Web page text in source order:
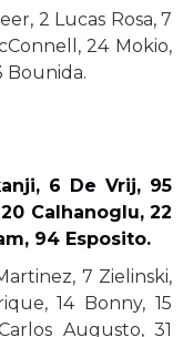
2 Lucas Rosa, 7
24 Mokio,
Bounida.
6 De Vrij, 95
Calhanoglu, 22
94 Esposito.
7 Zielinski,
14 Bonny, 15
Augusto, 31